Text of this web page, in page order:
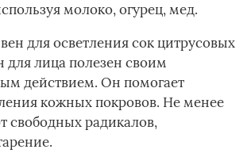
молоко, огурец, мед.
для осветления сок цитрусовых
лица полезен своим
действием. Он помогает
кожных покровов. Не менее
свободных радикалов,